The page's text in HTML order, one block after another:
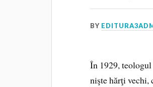
BY
În 1929,
nişte hărţi vechi,